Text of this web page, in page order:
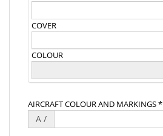
COVER
COLOUR
AIRCRAFT COLOUR AND MARKINGS *
A /